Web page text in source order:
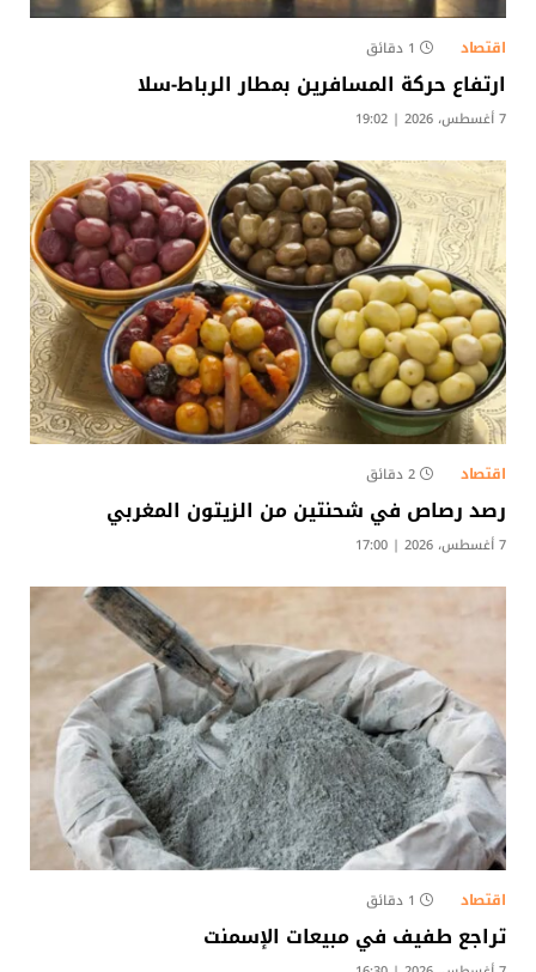
اقتصاد 1 دقائق
ارتفاع حركة المسافرين بمطار الرباط-سلا
7 أغسطس، 2026 | 19:02
اقتصاد 2 دقائق
رصد رصاص في شحنتين من الزيتون المغربي
7 أغسطس، 2026 | 17:00
اقتصاد 1 دقائق
تراجع طفيف في مبيعات الإسمنت